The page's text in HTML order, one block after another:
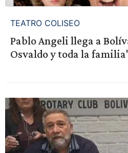
TEATRO COLISEO
Pablo Angeli llega a
Osvaldo y toda la